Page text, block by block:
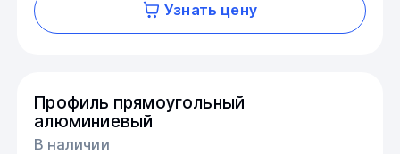
Узнать цену
Профиль прямоугольный
алюминиевый
В наличии